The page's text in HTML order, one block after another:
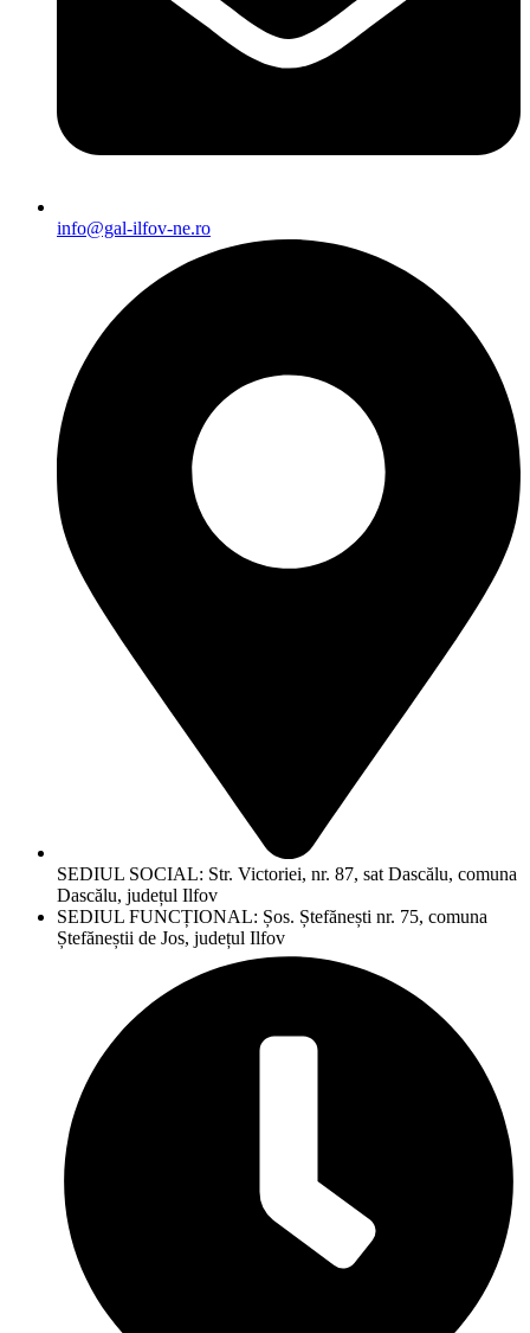
info@gal-ilfov-ne.ro
SEDIUL SOCIAL: Str. Victoriei, nr. 87, sat Dascălu, comuna
Dascălu, județul Ilfov
SEDIUL FUNCȚIONAL: Șos. Ștefănești nr. 75, comuna
Ștefăneștii de Jos, județul Ilfov